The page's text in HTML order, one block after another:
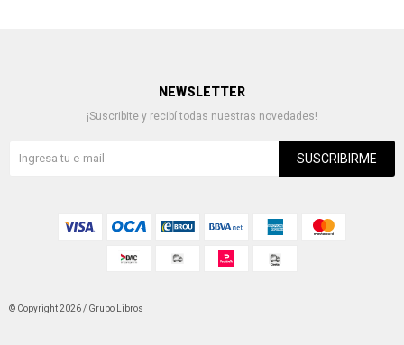
NEWSLETTER
¡Suscribite y recibí todas nuestras novedades!
SUSCRIBIRME
© Copyright 2026 / Grupo Libros